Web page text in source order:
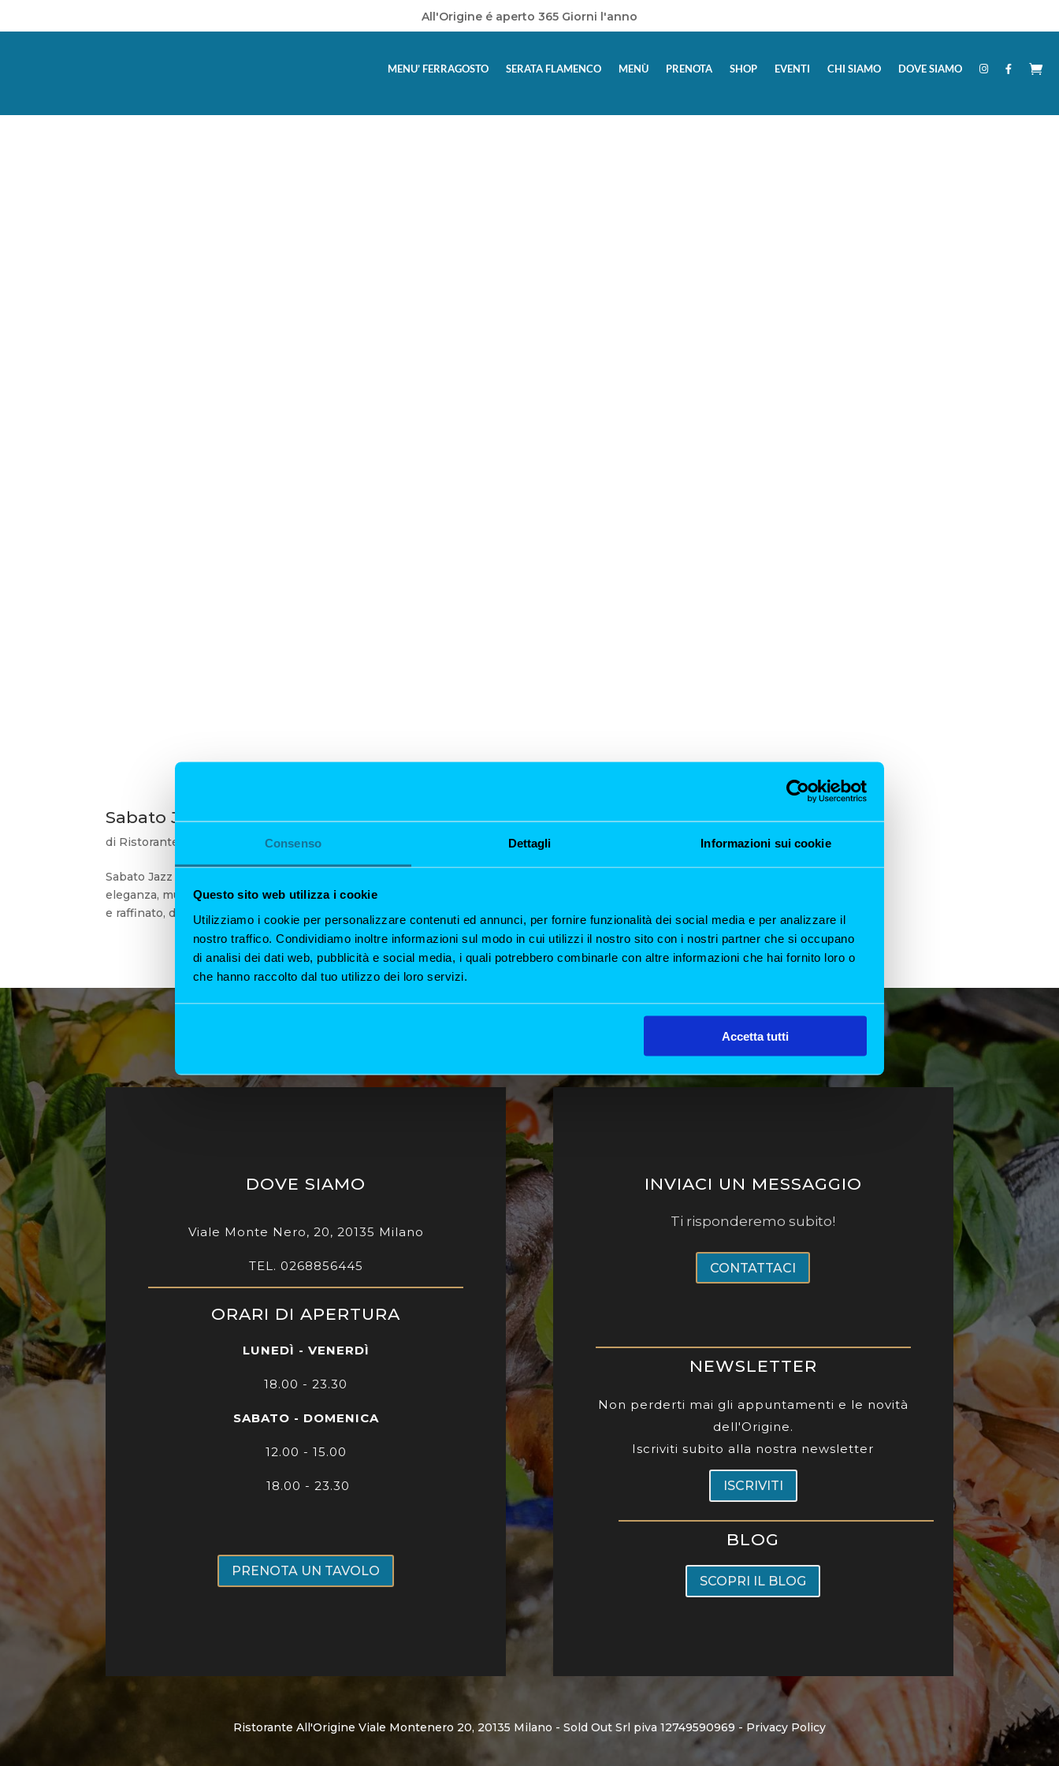
Consenso Dettagli Informazioni sui cookie
Questo sito web utilizza i cookie
Utilizziamo i cookie per personalizzare contenuti ed annunci, per fornire funzionalità dei social media e per analizzare il
nostro traffico. Condividiamo inoltre informazioni sul modo in cui utilizzi il nostro sito con i nostri partner che si occupano
di analisi dei dati web, pubblicità e social media, i quali potrebbero combinarle con altre informazioni che hai fornito loro o
che hanno raccolto dal tuo utilizzo dei loro servizi.
Accetta tutti
All'Origine é aperto 365 Giorni l'anno
MENU’ FERRAGOSTO SERATA FLAMENCO MENÙ PRENOTA SHOP EVENTI CHI SIAMO DOVE SIAMO
Sabato Jazz Milano
di Ristorante All'Origine 10 Mar, 2025
Sabato Jazz Milano: immergiti nell’eleganza del Modal Jazz Il Sabato Jazz Milano da All’Origine è sinonimo di
eleganza, musica dal vivo e alta cucina. Ogni sabato sera, il nostro ristorante si trasforma in uno spazio intimo
e raffinato, dove le armonie del Modal Jazz...
DOVE SIAMO
Viale Monte Nero, 20, 20135 Milano
TEL. 0268856445
ORARI DI APERTURA
LUNEDÌ - VENERDÌ
18.00 - 23.30
SABATO - DOMENICA
12.00 - 15.00
18.00 - 23.30
PRENOTA UN TAVOLO
INVIACI UN MESSAGGIO
Ti risponderemo subito!
CONTATTACI
NEWSLETTER
Non perderti mai gli appuntamenti e le novità
dell'Origine.
Iscriviti subito alla nostra newsletter
ISCRIVITI
BLOG
SCOPRI IL BLOG
Ristorante All'Origine Viale Montenero 20, 20135 Milano - Sold Out Srl piva 12749590969 - Privacy Policy